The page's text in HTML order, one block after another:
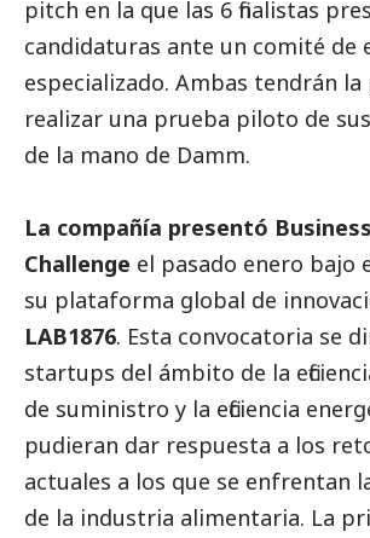
pitch en la que las 6 finalistas
candidaturas ante un comité de
especializado. Ambas tendrán
realizar una prueba piloto de
de la mano de Damm.
La compañía presentó
Challenge el pasado enero bajo
su plataforma global de
LAB1876. Esta convocatoria se
startups del ámbito de la
de suministro y la eficiencia
pudieran dar respuesta a los
actuales a los que se enfrentan
de la industria alimentaria. La